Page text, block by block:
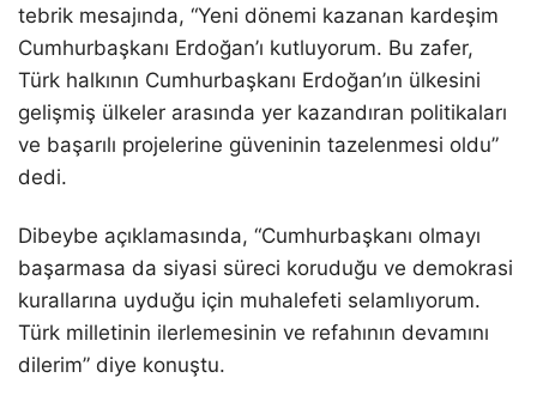
tebrik mesajında, “Yeni dönemi kazanan kardeşim
Cumhurbaşkanı Erdoğan’ı kutluyorum. Bu zafer,
Türk halkının Cumhurbaşkanı Erdoğan’ın ülkesini
gelişmiş ülkeler arasında yer kazandıran politikaları
ve başarılı projelerine güveninin tazelenmesi oldu”
dedi.
Dibeybe açıklamasında, “Cumhurbaşkanı olmayı
başarmasa da siyasi süreci koruduğu ve demokrasi
kurallarına uyduğu için muhalefeti selamlıyorum.
Türk milletinin ilerlemesinin ve refahının devamını
dilerim” diye konuştu.